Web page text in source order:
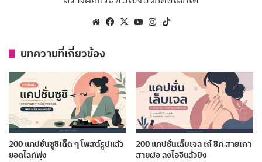
สวยงามแบบใหม่ของคุณแค่ไหน
สวยสั่งได้…ความมั่นใจก็เช่นกัน
เปลี่ยนลุค เปลี่ยนชีวิต…สู่ความเป็นตัว
เองที่ดีกว่า
คัดลอก
ศัลยกรรมไม่ใช่แค่การเปลี่ยนแปลงรูป
ลักษณ์ภายนอก แต่คือการปลดล็อค
WebsiteFacebook
X YouTubeInstagram
บทความที่เกี่ยวข้อง
200 แคปชั่นซูชิเด็ด ๆ โพสต์รูปแล้ว
ยอดไลค์พุ่ง
200 แคปชั่นเล็บเจล เก๋ ชิค สายเกา
สายฝอ ลงไอจีแล้วปัง